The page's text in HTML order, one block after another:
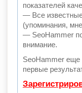
показателей
— Все
(упоминания,
— SeoHammer
внимание.
SeoHammer еще
первые